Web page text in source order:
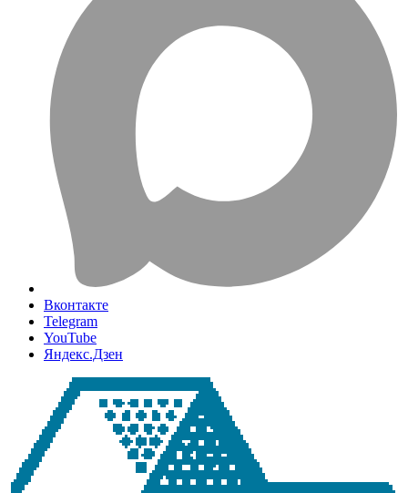
Вконтакте
Telegram
YouTube
Яндекс.Дзен